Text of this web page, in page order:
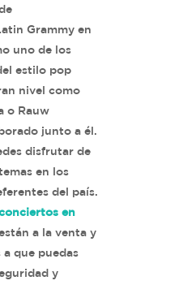
Grammy en
uno de los
estilo pop
nivel como
o Rauw
junto a él.
disfrutar de
en los
del país.
en
a la venta y
que puedas
y